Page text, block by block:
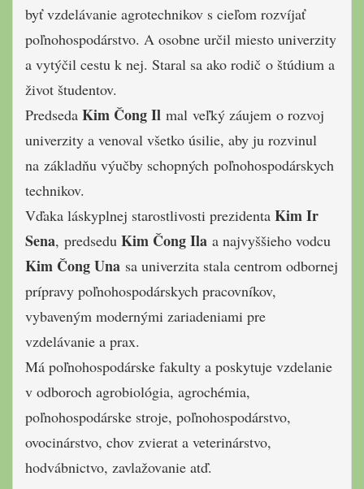
byť vzdelávanie agrotechnikov s cieľom rozvíjať
poľnohospodárstvo. A osobne určil miesto univerzity
a vytýčil cestu k nej. Staral sa ako rodič o štúdium a
život študentov.
Predseda Kim Čong Il mal veľký záujem o rozvoj
univerzity a venoval všetko úsilie, aby ju rozvinul
na základňu výučby schopných poľnohospodárskych
technikov.
Vďaka láskyplnej starostlivosti prezidenta Kim Ir
Sena, predsedu Kim Čong Ila a najvyššieho vodcu
Kim Čong Una sa univerzita stala centrom odbornej
prípravy poľnohospodárskych pracovníkov,
vybaveným modernými zariadeniami pre
vzdelávanie a prax.
Má poľnohospodárske fakulty a poskytuje vzdelanie
v odboroch agrobiológia, agrochémia,
poľnohospodárske stroje, poľnohospodárstvo,
ovocinárstvo, chov zvierat a veterinárstvo,
hodvábnictvo, zavlažovanie atď.